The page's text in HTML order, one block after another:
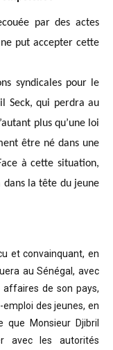
par des actes
put accepter cette
syndicales pour le
Seck, qui perdra au
plus qu’une loi
être né dans une
à cette situation,
dans la tête du jeune
et convainquant, en
au Sénégal, avec
de son pays,
des jeunes, en
que Monsieur Djibril
avec les autorités